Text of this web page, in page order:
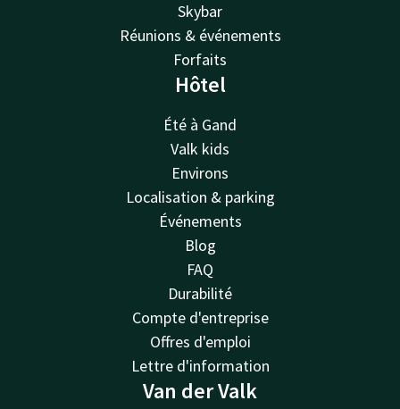
Skybar
Réunions & événements
Forfaits
Hôtel
Été à Gand
Valk kids
Environs
Localisation & parking
Événements
Blog
FAQ
Durabilité
Compte d'entreprise
Offres d'emploi
Lettre d'information
Van der Valk